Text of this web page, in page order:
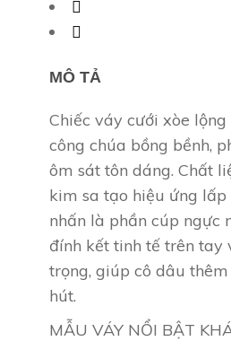
MÔ TẢ
Chiếc váy cưới xòe
công chúa bồng bềnh,
ôm sát tôn dáng. Chất
kim sa tạo hiệu ứng
nhấn là phần cúp ngực
đính kết tinh tế trên tay
trọng, giúp cô dâu
hút.
MẪU VÁY NỔI BẬT